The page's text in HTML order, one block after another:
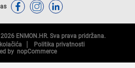
ENMON.HR. Sva prava pridržana.
Politika privatnosti
by nopCommerce